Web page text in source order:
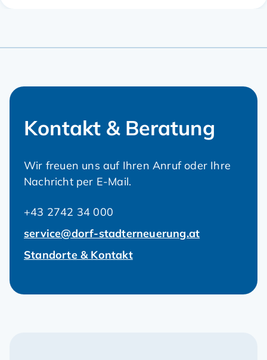
Kontakt & Beratung
Wir freuen uns auf Ihren Anruf oder Ihre
Nachricht per E-Mail.
+43 2742 34 000
service@dorf-stadterneuerung.at
Standorte & Kontakt